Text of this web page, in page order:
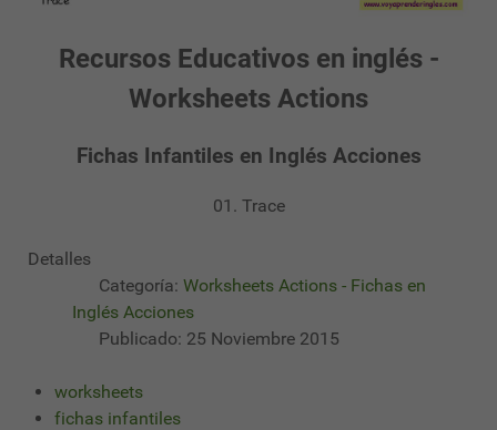
Recursos Educativos en inglés -
Worksheets Actions
Fichas Infantiles en Inglés Acciones
01. Trace
Detalles
Categoría: Worksheets Actions - Fichas en
Inglés Acciones
Publicado: 25 Noviembre 2015
worksheets
fichas infantiles